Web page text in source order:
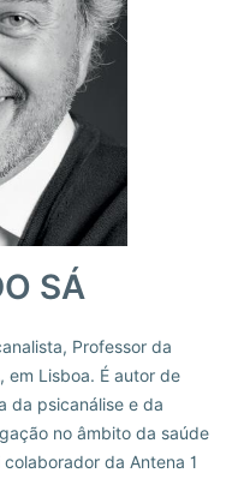
SÁ
Professor da
em Lisboa. É autor de
da psicanálise e da
no âmbito da saúde
da Antena 1